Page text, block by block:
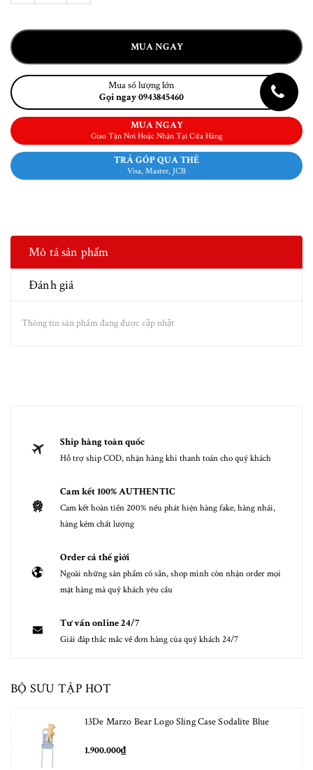
MUA NGAY
Mua số lượng lớn
Gọi ngay 0943845460
MUA NGAY
Giao Tận Nơi Hoặc Nhận Tại Cửa Hàng
TRẢ GÓP QUA THẺ
Visa, Master, JCB
Mô tả sản phẩm
Đánh giá
Thông tin sản phẩm đang được cập nhật
Ship hàng toàn quốc
Hỗ trợ ship COD, nhận hàng khi thanh toán cho quý khách
Cam kết 100% AUTHENTIC
Cam kết hoàn tiền 200% nếu phát hiện hàng fake, hàng nhái,
hàng kém chất lượng
Order cả thế giới
Ngoài những sản phẩm có sẵn, shop mình còn nhận order mọi
mặt hàng mà quý khách yêu cầu
Tư vấn online 24/7
Giải đáp thắc mắc về đơn hàng của quý khách 24/7
BỘ SƯU TẬP HOT
13De Marzo Bear Logo Sling Case Sodalite Blue
1.900.000₫